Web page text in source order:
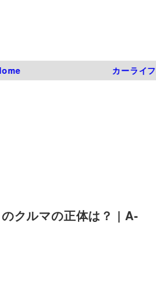
カーライフ
クルマの正体は？ | A-